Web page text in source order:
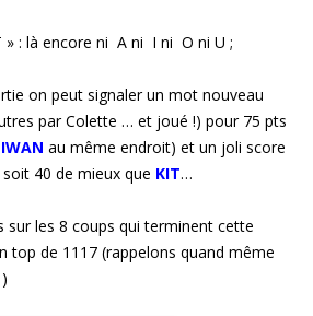
» : là encore ni A ni I ni O ni U ;
on peut signaler un mot nouveau
par Colette … et joué !) pour 75 pts
IWAN au même endroit) et un joli score
40 de mieux que KIT…
sur les 8 coups qui terminent cette
top de 1117 (rappelons quand même